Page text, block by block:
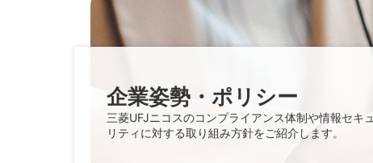
企業姿勢・ポリシー
三菱UFJニコスのコンプライアンス体制や情報セキュ
リティに対する取り組み方針をご紹介します。